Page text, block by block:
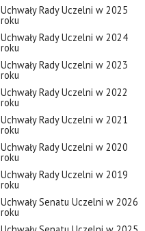
Uchwały Rady Uczelni w 2025
roku
Uchwały Rady Uczelni w 2024
roku
Uchwały Rady Uczelni w 2023
roku
Uchwały Rady Uczelni w 2022
roku
Uchwały Rady Uczelni w 2021
roku
Uchwały Rady Uczelni w 2020
roku
Uchwały Rady Uczelni w 2019
roku
Uchwały Senatu Uczelni w 2026
roku